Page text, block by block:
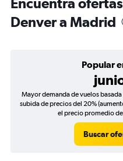
Denver a Madrid
Popular
Mayor demanda de vuelos
subida de precios del 20%
el precio promedio
Buscar